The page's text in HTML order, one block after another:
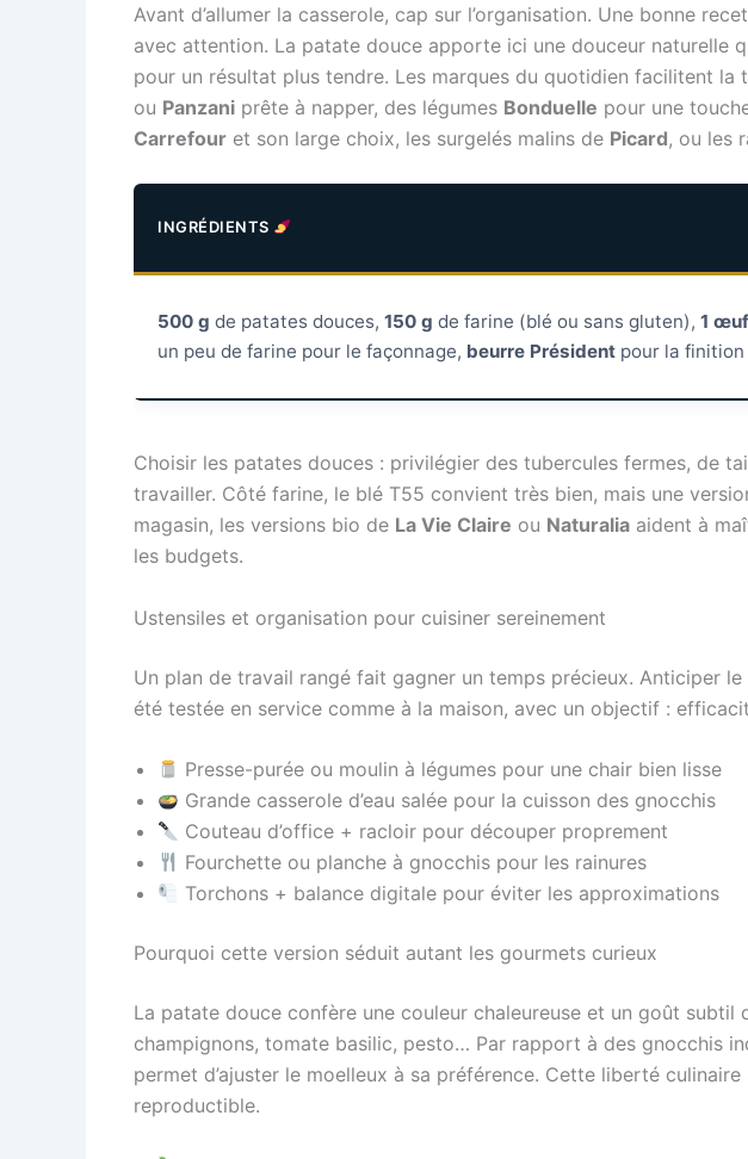
Avant d’allumer la casserole, cap sur l’organisation. Une bonne
avec attention. La patate douce apporte ici une douceur naturelle
pour un résultat plus tendre. Les marques du quotidien facilitent la
ou Panzani prête à napper, des légumes Bonduelle pour une
Carrefour et son large choix, les surgelés malins de Picard, ou les
INGRÉDIENTS
500 g de patates douces, 150 g de farine (blé ou sans gluten), 1 œuf
un peu de farine pour le façonnage, beurre Président pour la finition
Choisir les patates douces : privilégier des tubercules fermes, de
travailler. Côté farine, le blé T55 convient très bien, mais une
magasin, les versions bio de La Vie Claire ou Naturalia aident à
les budgets.
Ustensiles et organisation pour cuisiner sereinement
Un plan de travail rangé fait gagner un temps précieux. Anticiper
été testée en service comme à la maison, avec un objectif :
Presse-purée ou moulin à légumes pour une chair bien lisse
Grande casserole d’eau salée pour la cuisson des gnocchis
Couteau d’office + racloir pour découper proprement
Fourchette ou planche à gnocchis pour les rainures
Torchons + balance digitale pour éviter les approximations
Pourquoi cette version séduit autant les gourmets curieux
La patate douce confère une couleur chaleureuse et un goût
champignons, tomate basilic, pesto… Par rapport à des gnocchis
permet d’ajuster le moelleux à sa préférence. Cette liberté
reproductible.